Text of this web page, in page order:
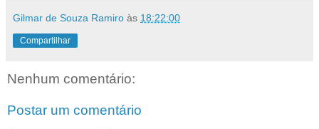
Gilmar de Souza Ramiro às 18:22:00
Compartilhar
Nenhum comentário:
Postar um comentário